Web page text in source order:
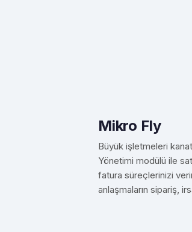
Mikro Fly
Büyük işletmeleri
Yönetimi modülü ile
fatura süreçlerinizi
anlaşmaların sipariş,